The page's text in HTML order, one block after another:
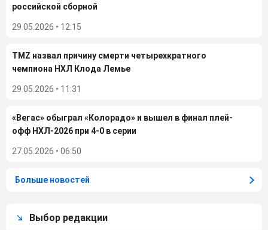
российской сборной
29.05.2026 • 12:15
TMZ назвал причину смерти четырехкратного
чемпиона НХЛ Клода Лемье
29.05.2026 • 11:31
«Вегас» обыграл «Колорадо» и вышел в финал плей-
офф НХЛ-2026 при 4-0 в серии
27.05.2026 • 06:50
Больше новостей
Выбор редакции